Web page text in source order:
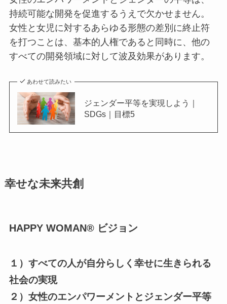
持続可能な開発を促進するうえで欠かせません。
女性と女児に対するあらゆる形態の差別に終止符
を打つことは、基本的人権であると同時に、他の
すべての開発領域に対して波及効果があります。
あわせて読みたい
ジェンダー平等を実現しよう｜
SDGs｜目標5
幸せな未来共創
HAPPY WOMAN®︎ ビジョン
１）すべての人が自分らしく幸せに生きられる
社会の実現
２）女性のエンパワーメントとジェンダー平等